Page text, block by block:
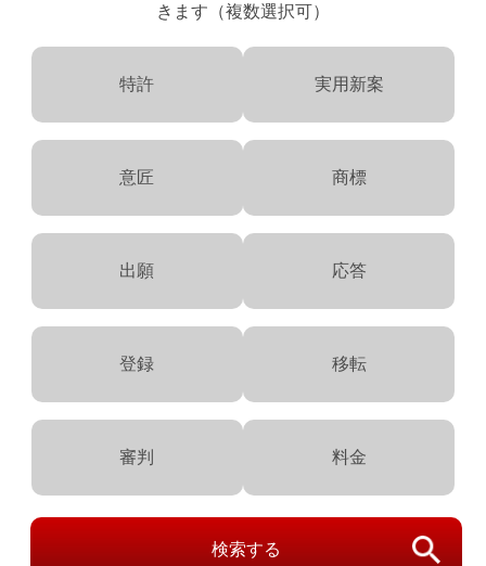
きます（複数選択可）
特許 実用新案
意匠 商標
出願 応答
登録 移転
審判 料金
検索する